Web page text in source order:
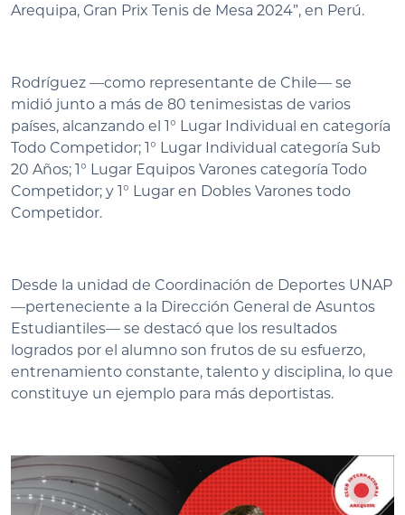
Arequipa, Gran Prix Tenis de Mesa 2024”, en Perú.
Rodríguez —como representante de Chile— se
midió junto a más de 80 tenimesistas de varios
países, alcanzando el 1° Lugar Individual en categoría
Todo Competidor; 1° Lugar Individual categoría Sub
20 Años; 1° Lugar Equipos Varones categoría Todo
Competidor; y 1° Lugar en Dobles Varones todo
Competidor.
Desde la unidad de Coordinación de Deportes UNAP
—perteneciente a la Dirección General de Asuntos
Estudiantiles— se destacó que los resultados
logrados por el alumno son frutos de su esfuerzo,
entrenamiento constante, talento y disciplina, lo que
constituye un ejemplo para más deportistas.